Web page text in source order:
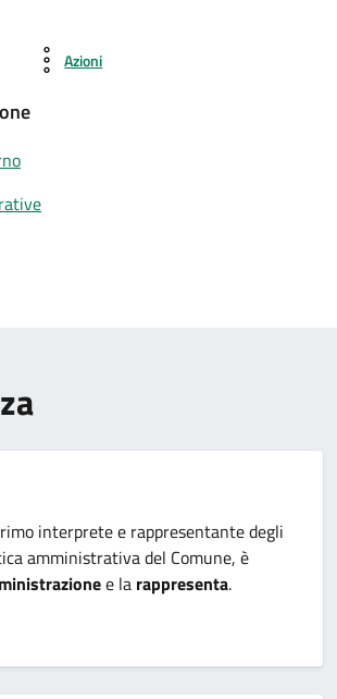
Azioni
interprete e rappresentante degli
amministrativa del Comune, è
e la rappresenta.